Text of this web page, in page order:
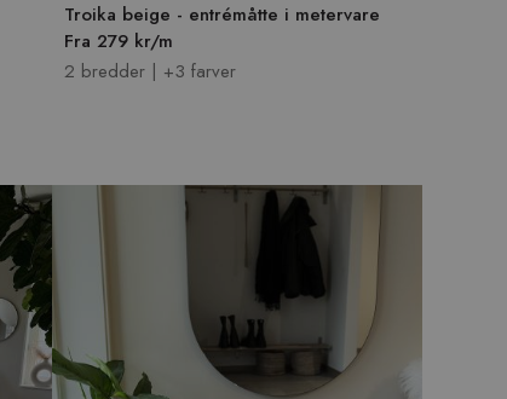
Troika beige - entrémåtte i metervare
Fra 279 kr/m
2 bredder | +3 farver